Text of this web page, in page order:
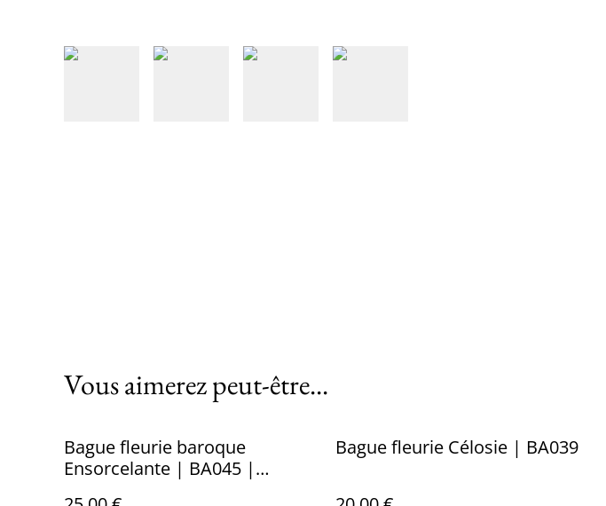
Vous aimerez peut-être...
Bague fleurie baroque
Ensorcelante | BA045 |
Bague fleurie Célosie | BA039